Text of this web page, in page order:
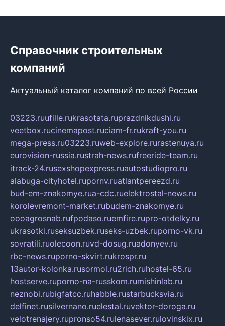
Справочник строительных
компаний
Актуальный каталог компаний по всей России
03223.ruufille.rukrasotata.ruprazdnikdushi.ru
veetbox.rucinemapost.ruciam-fr.rukraft-you.ru
mega-press.ru03223.ruweb-explore.rurastenuya.ru
eurovision-russia.rustrah-news.rufreeride-team.ru
itrack-24.rusexshopexpress.ruautostudiopro.ru
alabuga-cityhotel.rupornv.ruatlantpereezd.ru
bud-em-znakomye.rua-cdc.ruelektrostal-news.ru
korolevremont-market.rubudem-znakomye.ru
oooagrosnab.rufpodaso.ruemfire.rupro-otdelky.ru
ukrasotki.ruseksuzbek.ruseks-uzbek.ruporno-vk.ru
sovratili.ruolecoon.ruvd-dosug.ruadonyev.ru
rbc-news.ruporno-skvirt.rukrospr.ru
13autor-kolonka.rusormol.ru2rich.ruhostel-65.ru
hostserve.ruporno-na-russkom.rumishinlab.ru
neznobi.rubigfatcc.ruhabble.rustarbucksvia.ru
delfinet.rusilvernano.ruelestal.ruvektor-doroga.ru
velotrenajery.rupronso54.rulenasever.rulovinskix.ru